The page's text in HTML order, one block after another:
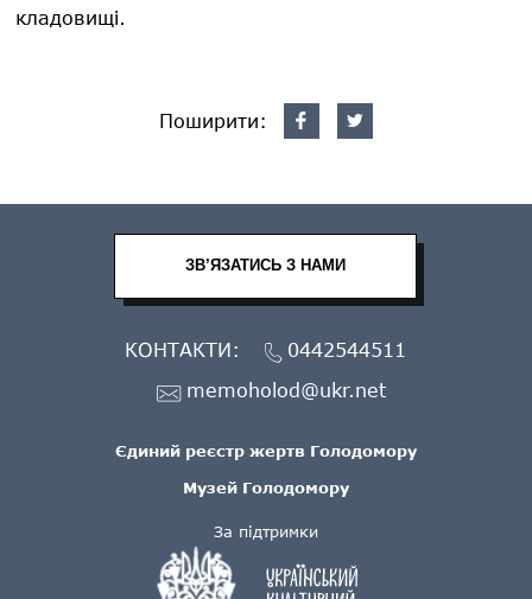
кладовищі.
Поширити:
За підтримки
Єдиний реєстр жертв Голодомору
Музей Голодомору
ЗВ’ЯЗАТИСЬ З НАМИ
КОНТАКТИ:
0442544511
memoholod@ukr.net